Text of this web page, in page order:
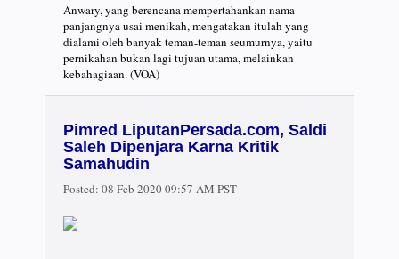
Anwary, yang berencana mempertahankan nama
panjangnya usai menikah, mengatakan itulah yang
dialami oleh banyak teman-teman seumurnya, yaitu
pernikahan bukan lagi tujuan utama, melainkan
kebahagiaan. (VOA)
Pimred LiputanPersada.com, Saldi
Saleh Dipenjara Karna Kritik
Samahudin
Posted: 08 Feb 2020 09:57 AM PST